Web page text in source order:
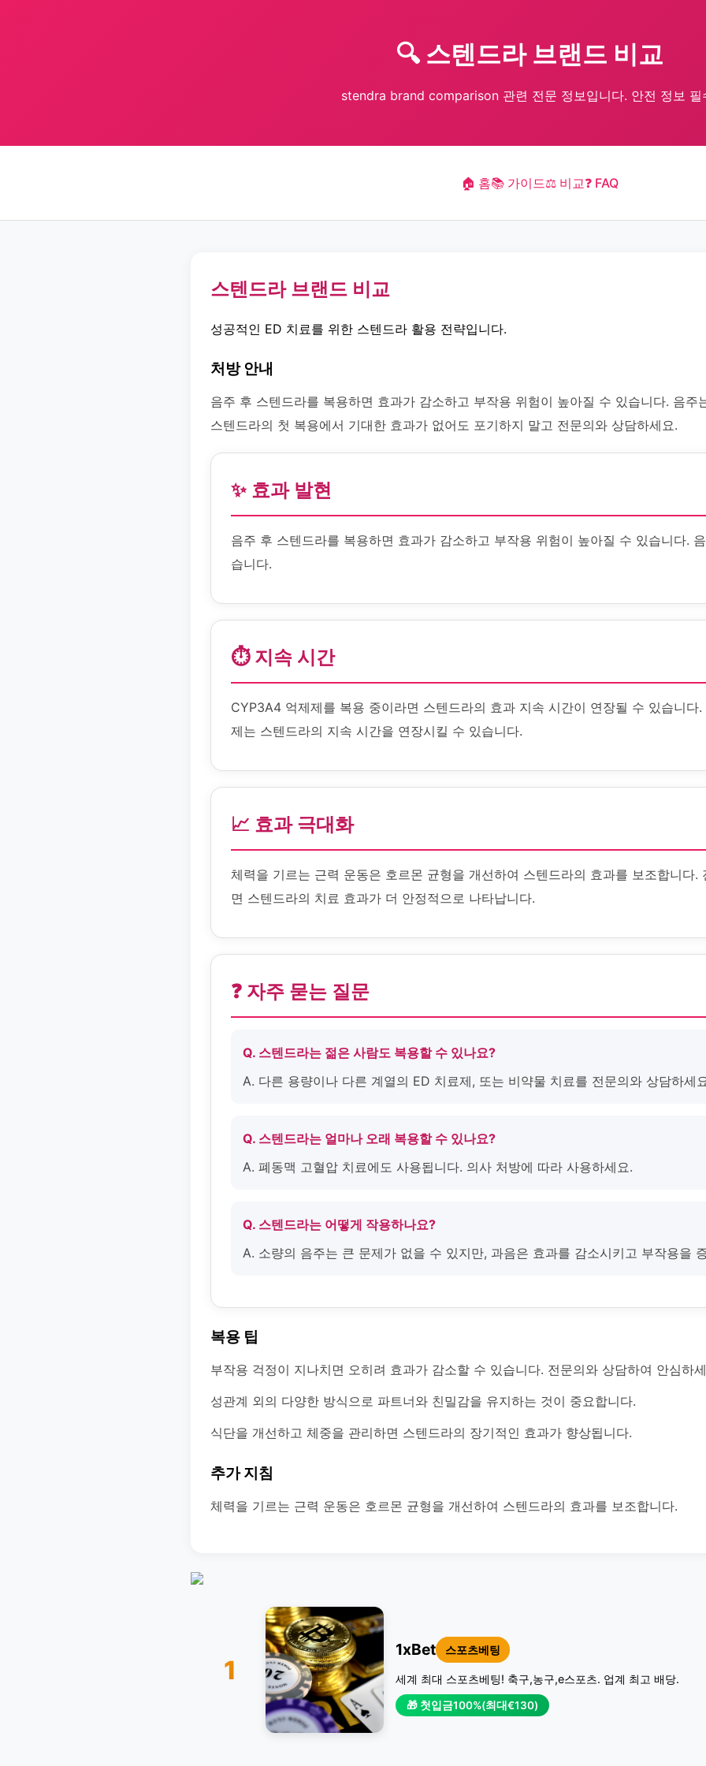
🔍 스텐드라 브랜드 비교
stendra brand comparison 관련 전문 정보입니다. 안전 정보 필
🏠 홈📚 가이드⚖️ 비교❓ FAQ
스텐드라 브랜드 비교
성공적인 ED 치료를 위한 스텐드라 활용 전략입니다.
처방 안내
음주 후 스텐드라를 복용하면 효과가 감소하고 부작용 위험이 높아질 수 있습니다. 음주
스텐드라의 첫 복용에서 기대한 효과가 없어도 포기하지 말고 전문의와 상담하세요.
✨ 효과 발현
음주 후 스텐드라를 복용하면 효과가 감소하고 부작용 위험이 높아질 수 있습니다.
습니다.
⏱️ 지속 시간
CYP3A4 억제제를 복용 중이라면 스텐드라의 효과 지속 시간이 연장될 수 있습니다
제는 스텐드라의 지속 시간을 연장시킬 수 있습니다.
📈 효과 극대화
체력을 기르는 근력 운동은 호르몬 균형을 개선하여 스텐드라의 효과를 보조합니다.
면 스텐드라의 치료 효과가 더 안정적으로 나타납니다.
❓ 자주 묻는 질문
Q. 스텐드라는 젊은 사람도 복용할 수 있나요?
A. 다른 용량이나 다른 계열의 ED 치료제, 또는 비약물 치료를 전문의와 상담하세
Q. 스텐드라는 얼마나 오래 복용할 수 있나요?
A. 폐동맥 고혈압 치료에도 사용됩니다. 의사 처방에 따라 사용하세요.
Q. 스텐드라는 어떻게 작용하나요?
A. 소량의 음주는 큰 문제가 없을 수 있지만, 과음은 효과를 감소시키고 부작용을
복용 팁
부작용 걱정이 지나치면 오히려 효과가 감소할 수 있습니다. 전문의와 상담하여 안심하
성관계 외의 다양한 방식으로 파트너와 친밀감을 유지하는 것이 중요합니다.
식단을 개선하고 체중을 관리하면 스텐드라의 장기적인 효과가 향상됩니다.
추가 지침
체력을 기르는 근력 운동은 호르몬 균형을 개선하여 스텐드라의 효과를 보조합니다.
1
1xBet 스포츠베팅
세계 최대 스포츠베팅! 축구,농구,e스포츠. 업계 최고 배당.
🎁 첫입금100%(최대€130)